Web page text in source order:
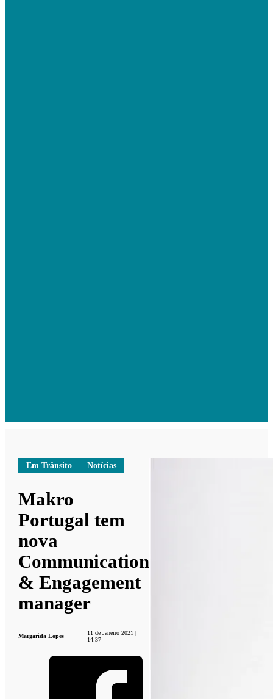
Em Trânsito Notícias
Makro
Portugal tem
nova
Communication
& Engagement
manager
Margarida Lopes
11 de Janeiro 2021 |
14:37